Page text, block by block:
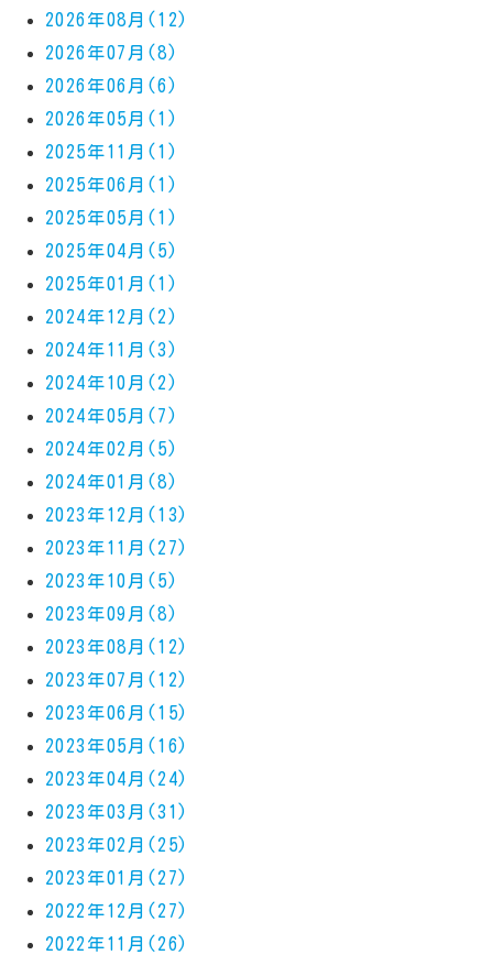
2026年08月(12)
2026年07月(8)
2026年06月(6)
2026年05月(1)
2025年11月(1)
2025年06月(1)
2025年05月(1)
2025年04月(5)
2025年01月(1)
2024年12月(2)
2024年11月(3)
2024年10月(2)
2024年05月(7)
2024年02月(5)
2024年01月(8)
2023年12月(13)
2023年11月(27)
2023年10月(5)
2023年09月(8)
2023年08月(12)
2023年07月(12)
2023年06月(15)
2023年05月(16)
2023年04月(24)
2023年03月(31)
2023年02月(25)
2023年01月(27)
2022年12月(27)
2022年11月(26)